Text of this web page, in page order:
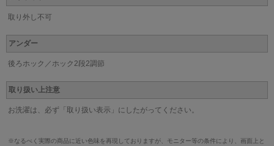
取り外し不可
アンダー
後ろホック／ホック2段2調節
取り扱い上注意
お洗濯は、必ず「取り扱い表示」にしたがってください。
※なるべく実際の商品に近い色味を再現しておりますが、モニター等の条件により、画面上と